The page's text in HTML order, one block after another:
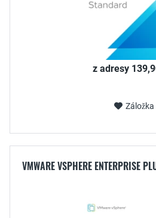
z adresy
Záložka
VMWARE VSPHERE ENTERPRISE